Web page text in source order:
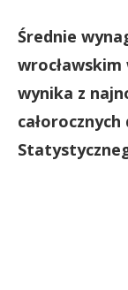
Średnie
wrocławskim
wynika z